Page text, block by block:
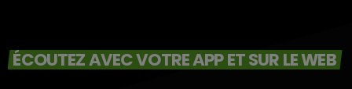
ÉCOUTEZ AVEC VOTRE APP ET SUR LE WEB